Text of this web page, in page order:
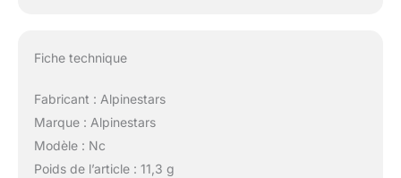
Fiche technique
Fabricant : Alpinestars
Marque : Alpinestars
Modèle : Nc
Poids de l’article : 11,3 g